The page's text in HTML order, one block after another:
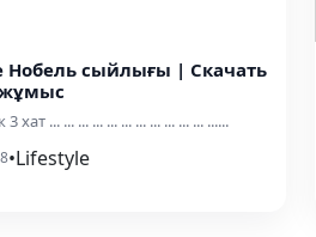
Нобель сыйлығы | Скачать
... ... ... ... ... ... ... ... ... ... ... ......
•Lifestyle